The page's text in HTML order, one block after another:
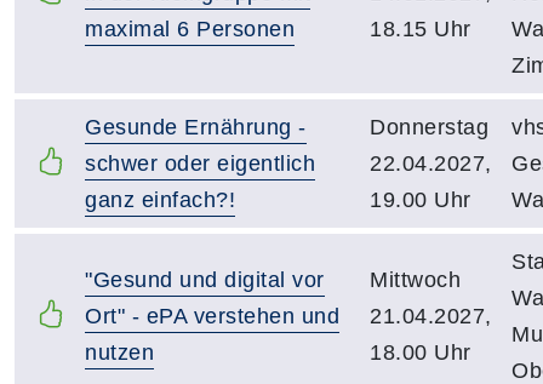
maximal 6 Personen
18.15 Uhr
Gesunde Ernährung -
schwer oder eigentlich
ganz einfach?!
Donnerstag
22.04.2027,
19.00 Uhr
"Gesund und digital vor
Ort" - ePA verstehen und
nutzen
Mittwoch
21.04.2027,
18.00 Uhr